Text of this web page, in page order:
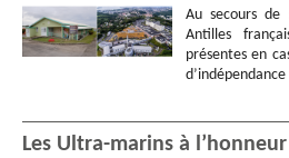
Au secours de
Antilles
présentes en
d’indépendance
Les Ultra-marins à